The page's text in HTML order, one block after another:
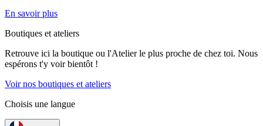
En savoir plus
Boutiques et ateliers
Retrouve ici la boutique ou l'Atelier le plus proche de chez toi. Nous
espérons t'y voir bientôt !
Voir nos boutiques et ateliers
Choisis une langue